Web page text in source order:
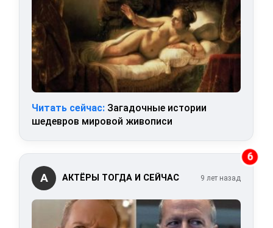
Читать сейчас: Загадочные истории
шедевров мировой живописи
6
А АКТЁРЫ ТОГДА И СЕЙЧАС 9 лет назад